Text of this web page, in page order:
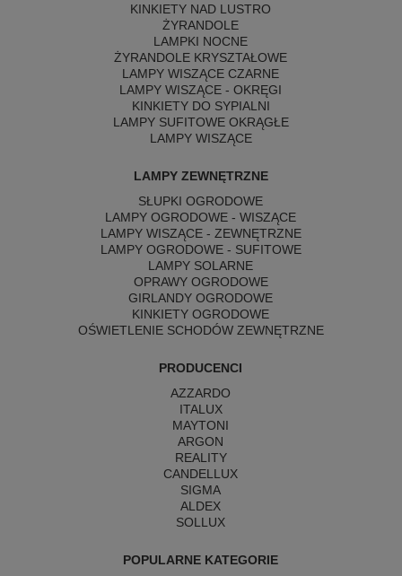
KINKIETY NAD LUSTRO
ŻYRANDOLE
LAMPKI NOCNE
ŻYRANDOLE KRYSZTAŁOWE
LAMPY WISZĄCE CZARNE
LAMPY WISZĄCE - OKRĘGI
KINKIETY DO SYPIALNI
LAMPY SUFITOWE OKRĄGŁE
LAMPY WISZĄCE
LAMPY ZEWNĘTRZNE
SŁUPKI OGRODOWE
LAMPY OGRODOWE - WISZĄCE
LAMPY WISZĄCE - ZEWNĘTRZNE
LAMPY OGRODOWE - SUFITOWE
LAMPY SOLARNE
OPRAWY OGRODOWE
GIRLANDY OGRODOWE
KINKIETY OGRODOWE
OŚWIETLENIE SCHODÓW ZEWNĘTRZNE
PRODUCENCI
AZZARDO
ITALUX
MAYTONI
ARGON
REALITY
CANDELLUX
SIGMA
ALDEX
SOLLUX
POPULARNE KATEGORIE